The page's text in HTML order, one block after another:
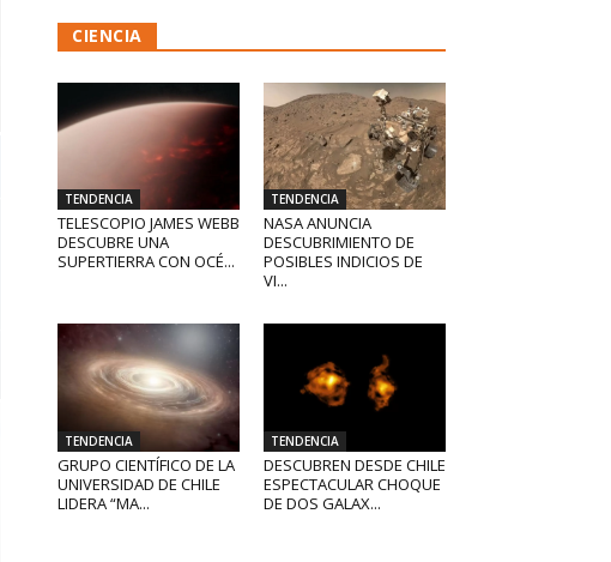
CIENCIA
TENDENCIA
TELESCOPIO JAMES WEBB
DESCUBRE UNA
SUPERTIERRA CON OCÉ...
TENDENCIA
NASA ANUNCIA
DESCUBRIMIENTO DE
POSIBLES INDICIOS DE
VI...
TENDENCIA
GRUPO CIENTÍFICO DE LA
UNIVERSIDAD DE CHILE
LIDERA “MA...
TENDENCIA
DESCUBREN DESDE CHILE
ESPECTACULAR CHOQUE
DE DOS GALAX...